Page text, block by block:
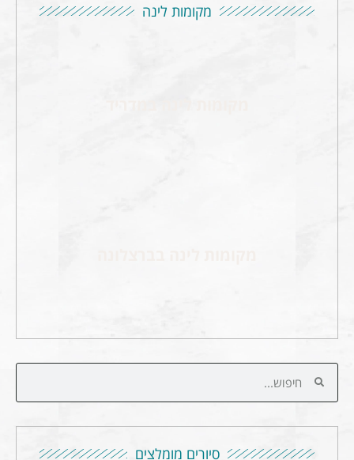
מקומות לינה
סיורים מומלצים